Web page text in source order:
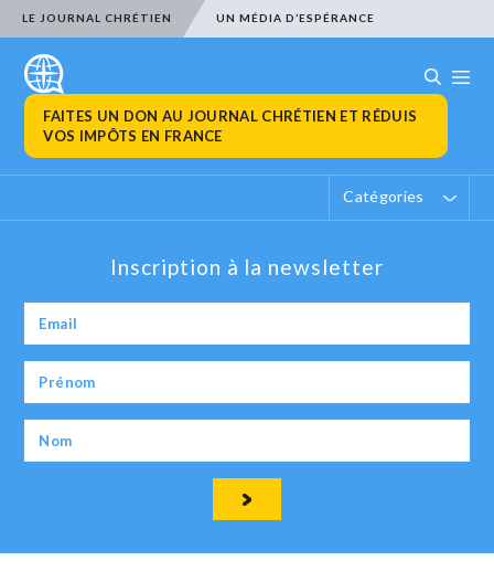
LE JOURNAL CHRÉTIEN UN MÉDIA D’ESPÉRANCE
FAITES UN DON AU JOURNAL CHRÉTIEN ET RÉDUIS
VOS IMPÔTS EN FRANCE
Catégories
Inscription à la newsletter